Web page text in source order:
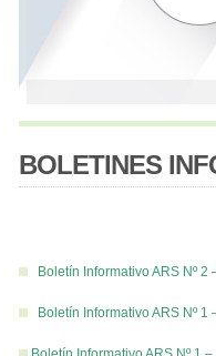
BOLETINES
Boletín Informativo ARS Nº 2
Boletín Informativo ARS Nº 1